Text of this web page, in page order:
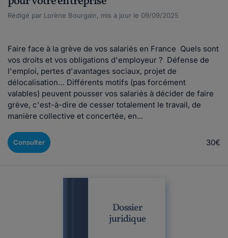
Rédigé par Lorène Bourgain, mis à jour le 09/09/2025
Faire face à la grève de vos salariés en France Quels sont
vos droits et vos obligations d'employeur ? Défense de
l'emploi, pertes d'avantages sociaux, projet de
délocalisation… Différents motifs (pas forcément
valables) peuvent pousser vos salariés à décider de faire
grève, c'est-à-dire de cesser totalement le travail, de
manière collective et concertée, en...
Consulter 30€
Dossier
juridique